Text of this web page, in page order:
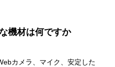
機材は何ですか
カメラ、マイク、安定した